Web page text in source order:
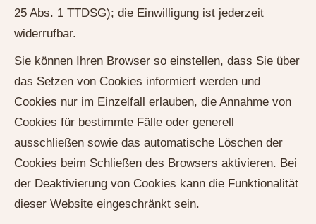
25 Abs. 1 TTDSG); die Einwilligung ist jederzeit
widerrufbar.
Sie können Ihren Browser so einstellen, dass Sie über
das Setzen von Cookies informiert werden und
Cookies nur im Einzelfall erlauben, die Annahme von
Cookies für bestimmte Fälle oder generell
ausschließen sowie das automatische Löschen der
Cookies beim Schließen des Browsers aktivieren. Bei
der Deaktivierung von Cookies kann die Funktionalität
dieser Website eingeschränkt sein.